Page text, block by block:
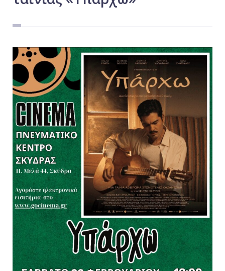
Ελλάδα
Τοπικά
Αγροτικά
Οικονομία
Πολιτική
Αθλητικά
Αστυνομικό Δελτίο